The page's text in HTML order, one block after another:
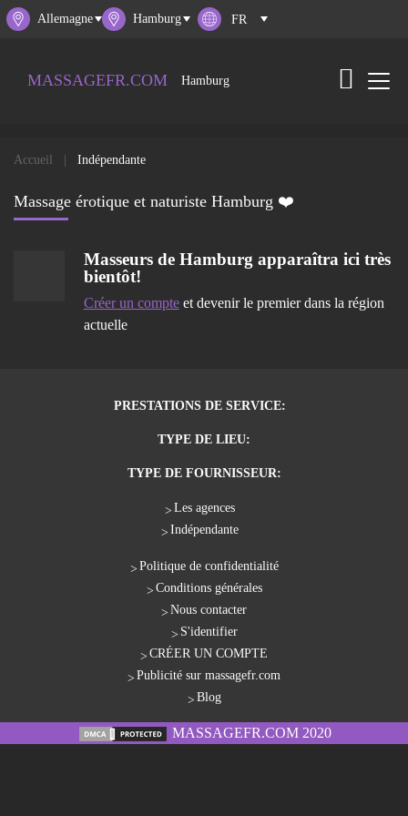
Allemagne Hamburg
MASSAGEFR.COM Hamburg
Accueil Indépendante
Massage érotique et naturiste Hamburg ❤️
Masseurs de Hamburg apparaîtra ici très
bientôt!
Créer un compteet devenir le premier dans la région
actuelle
PRESTATIONS DE SERVICE:
TYPE DE LIEU:
TYPE DE FOURNISSEUR:
Les agences
Indépendante
Politique de confidentialité
Conditions générales
Nous contacter
S'identifier
CRÉER UN COMPTE
Publicité sur massagefr.com
Blog
MASSAGEFR.COM 2020